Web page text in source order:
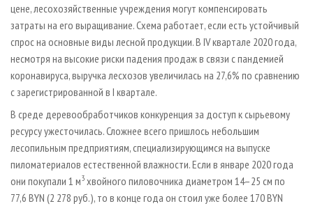
цене, лесохозяйственные учреждения могут компенсировать
затраты на его выращивание. Схема работает, если есть устойчивый
спрос на основные виды лесной продукции. В IV квартале 2020 года,
несмотря на высокие риски падения продаж в связи с пандемией
коронавируса, выручка лесхозов увеличилась на 27,6% по сравнению
с зарегистрированной в I квартале.
В среде деревообработчиков конкуренция за доступ к сырьевому
ресурсу ужесточилась. Сложнее всего пришлось небольшим
лесопильным предприятиям, специализирующимся на выпуске
пиломатериалов естественной влажности. Если в январе 2020 года
они покупали 1 м3 хвойного пиловочника диаметром 14–25 см по
77,6 BYN (2 278 руб.), то в конце года он стоил уже более 170 BYN